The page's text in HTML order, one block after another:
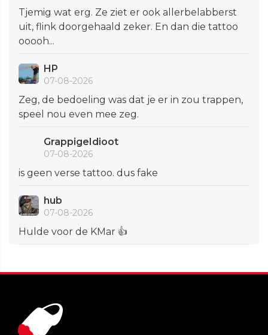
Tjemig wat erg. Ze ziet er ook allerbelabberst
uit, flink doorgehaald zeker. En dan die tattoo
ooooh...
HP
07-08-2026
Zeg, de bedoeling was dat je er in zou trappen,
speel nou even mee zeg.
GrappigeIdioot
07-08-2026
is geen verse tattoo. dus fake
hub
07-08-2026
Hulde voor de KMar 👍